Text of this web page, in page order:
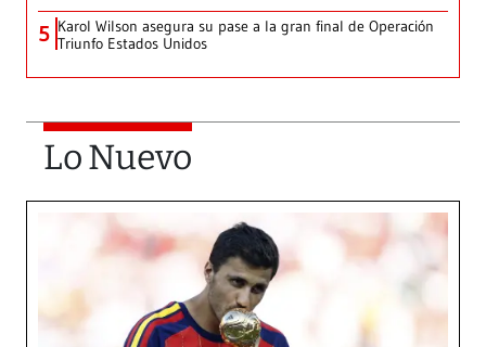
5 Karol Wilson asegura su pase a la gran final de Operación
Triunfo Estados Unidos
Lo Nuevo